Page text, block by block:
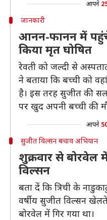
आपने
जानकारी
आनन-फानन में
किया मृत घोषित
रेवती को जल्दी से
ने बताया कि बच्ची को
है। इस तरह सुजीत की
पर खुद अपनी बच्ची की
आपने
सुजीत विल्सन बचाव अभियान
शुक्रवार से बोरवेल
विल्सन
बता दें कि त्रिची के
वर्षीय सुजीत विल्सन
बोरवेल में गिर गया था।